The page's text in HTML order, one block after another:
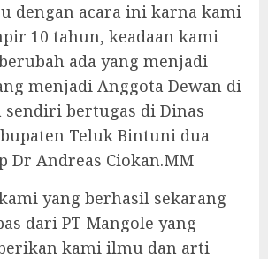
dengan acara ini karna kami
10 tahun, keadaan kami
ada yang menjadi
menjadi Anggota Dewan di
sendiri bertugas di Dinas
Teluk Bintuni dua
Dr Andreas Ciokan.MM
yang berhasil sekarang
dari PT Mangole yang
kami ilmu dan arti